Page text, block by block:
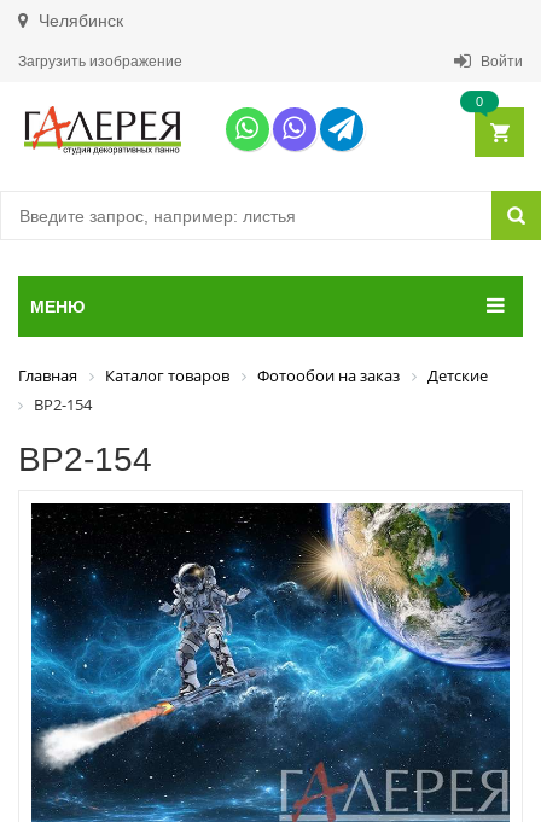
Челябинск
Загрузить изображение Войти
0
МЕНЮ
Главная Каталог товаров Фотообои на заказ
Детские
ВР2-154
ВР2-154